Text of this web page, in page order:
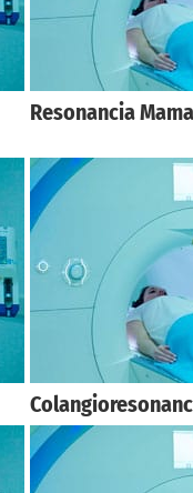
Resonancia